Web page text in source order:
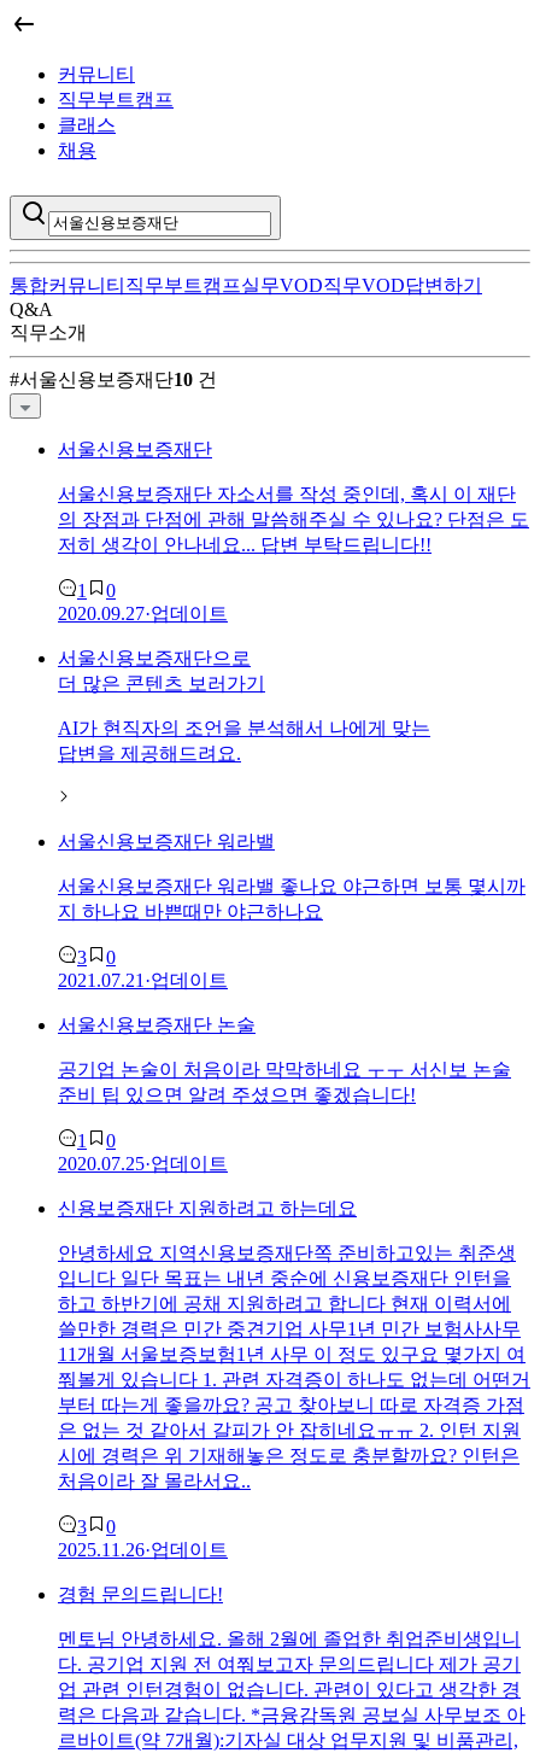
커뮤니티
직무부트캠프
클래스
채용
통합커뮤니티 직무부트캠프실무VOD직무VOD답변하기
서울신용보증재단
Q&A
직무소개
#서울신용보증재단10 건
서울신용보증재단
서울신용보증재단 자소서를 작성 중인데, 혹시 이 재단
의 장점과 단점에 관해 말씀해주실 수 있나요? 단점은 도
저히 생각이 안나네요... 답변 부탁드립니다!!
1
0
2020.09.27·업데이트
서울신용보증재단으로
더 많은 콘텐츠 보러가기
AI가 현직자의 조언을 분석해서 나에게 맞는
답변을 제공해드려요.
서울신용보증재단 워라밸
서울신용보증재단 워라밸 좋나요 야근하면 보통 몇시까
지 하나요 바쁜때만 야근하나요
3
0
2021.07.21 ·업데이트
서울신용보증재단 논술
공기업 논술이 처음이라 막막하네요 ㅜㅜ 서신보 논술
준비 팁 있으면 알려 주셨으면 좋겠습니다!
1
0
2020.07.25·업데이트
신용보증재단 지원하려고 하는데요
안녕하세요 지역신용보증재단쪽 준비하고있는 취준생
입니다 일단 목표는 내년 중순에 신용보증재단 인턴을
하고 하반기에 공채 지원하려고 합니다 현재 이력서에
쓸만한 경력은 민간 중견기업 사무1년 민간 보험사사무
11개월 서울보증보험1년 사무 이 정도 있구요 몇가지 여
쭤볼게 있습니다 1. 관련 자격증이 하나도 없는데 어떤거
부터 따는게 좋을까요? 공고 찾아보니 따로 자격증 가점
은 없는 것 같아서 갈피가 안 잡히네요ㅠㅠ 2. 인턴 지원
시에 경력은 위 기재해놓은 정도로 충분할까요? 인턴은
처음이라 잘 몰라서요..
3
0
2025.11.26·업데이트
경험 문의드립니다!
멘토님 안녕하세요. 올해 2월에 졸업한 취업준비생입니
다. 공기업 지원 전 여쭤보고자 문의드립니다 제가 공기
업 관련 인턴경험이 없습니다. 관련이 있다고 생각한 경
력은 다음과 같습니다. *금융감독원 공보실 사무보조 아
르바이트(약 7개월):기자실 대상 업무지원 및 비품관리,